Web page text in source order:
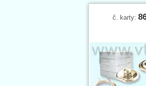
č. karty: